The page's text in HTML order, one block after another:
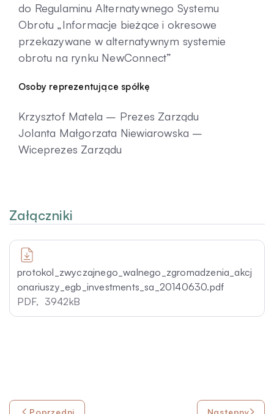
do Regulaminu Alternatywnego Systemu
Obrotu „Informacje bieżące i okresowe
przekazywane w alternatywnym systemie
obrotu na rynku NewConnect”
Osoby reprezentujące spółkę
Krzysztof Matela – Prezes Zarządu
Jolanta Małgorzata Niewiarowska –
Wiceprezes Zarządu
Załączniki
protokol_zwyczajnego_walnego_zgromadzenia_akcj
onariuszy_egb_investments_sa_20140630.pdf
PDF, 3942kB
Poprzedni Następny